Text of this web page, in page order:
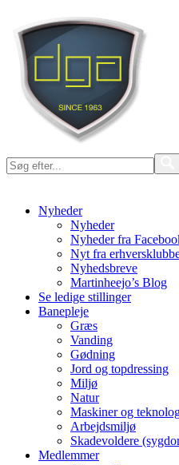
Nyheder
Nyheder
Nyheder fra
Nyt fra
Nyhedsbreve
Martinheejo’s Blog
Se ledige stillinger
Banepleje
Græs
Vanding
Gødning
Jord og topdressing
Miljø
Natur
Maskiner og
Arbejdsmiljø
Skadevoldere
Medlemmer